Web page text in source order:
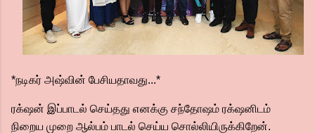
*நடிகர் அஷ்வின் பேசியதாவது...*
ரக்‌ஷன் இப்பாடல் செய்தது எனக்கு சந்தோஷம் ரக்‌ஷனிடம்
நிறைய முறை ஆல்பம் பாடல் செய்ய சொல்லியிருக்கிறேன்.